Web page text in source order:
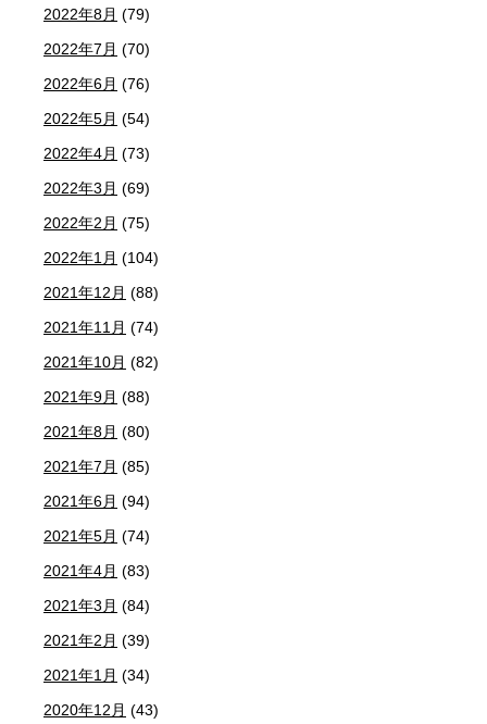
2022年8月 (79)
2022年7月 (70)
2022年6月 (76)
2022年5月 (54)
2022年4月 (73)
2022年3月 (69)
2022年2月 (75)
2022年1月 (104)
2021年12月 (88)
2021年11月 (74)
2021年10月 (82)
2021年9月 (88)
2021年8月 (80)
2021年7月 (85)
2021年6月 (94)
2021年5月 (74)
2021年4月 (83)
2021年3月 (84)
2021年2月 (39)
2021年1月 (34)
2020年12月 (43)